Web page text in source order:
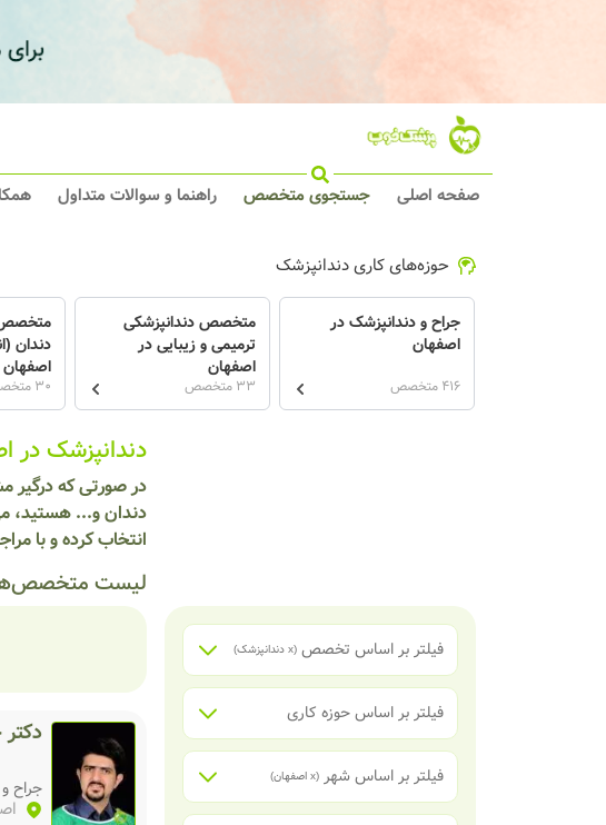
صفحه اصلی جستجوی متخصص راهنما و سوالات متداول
حوزه‌های کاری دندانپزشک
جراح و دندانپزشک در
اصفهان
416 متخصص
متخصص دندانپزشکی
ترمیمی و زیبایی در
اصفهان
33 متخصص
متخصص
دندان
اصفهان
30 متخصص
دندانپزشک در
در صورتی که درگیر
دندان و... هستید،
انتخاب کرده و با
لیست
فیلتر بر اساس تخصص (x دندانپزشک)
فیلتر بر اساس حوزه کاری
فیلتر بر اساس شهر (x اصفهان) جراح